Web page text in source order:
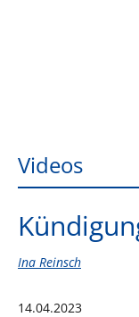
Videos
Ina Reinsch
14.04.2023